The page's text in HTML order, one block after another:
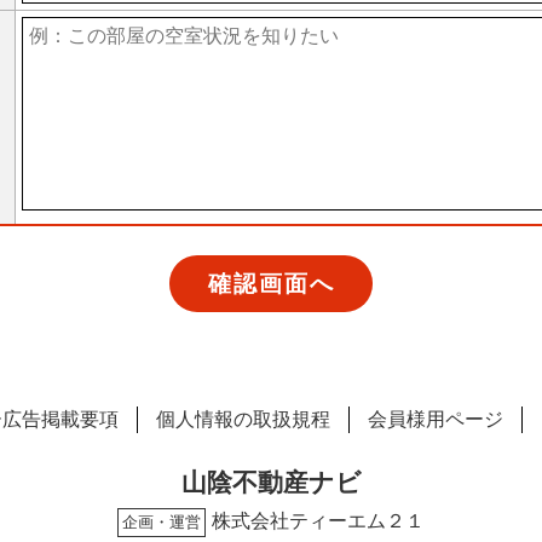
告掲載要項 個人情報の取扱規程 会員様用ページ
山陰不動産ナビ
企画・運営 株式会社ティーエム２１